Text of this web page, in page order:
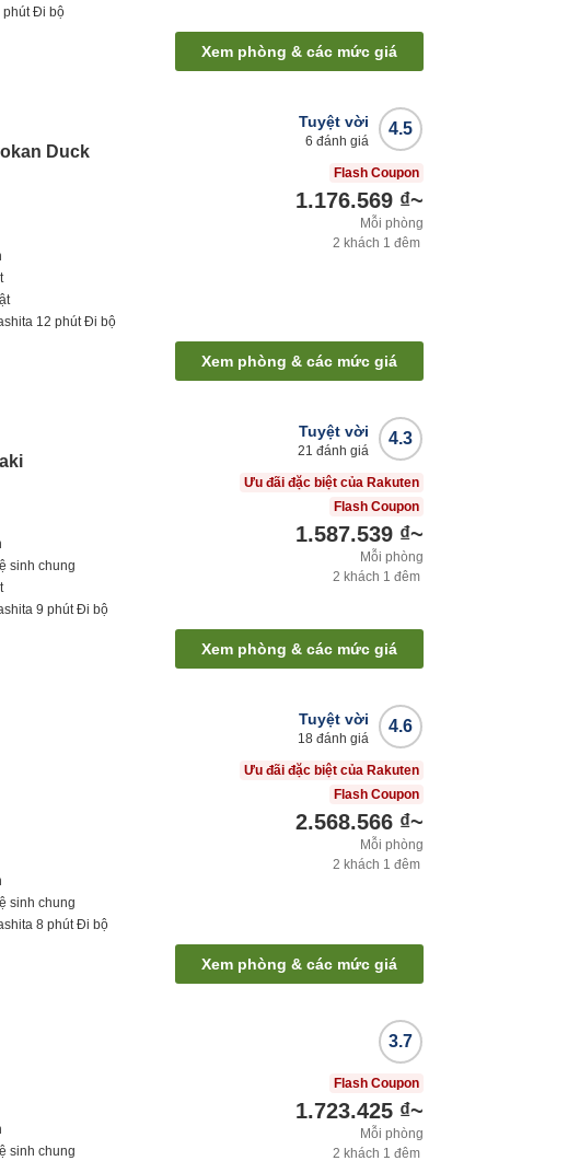
phútĐi bộ
Xem phòng & các mức giá
Duck
12 phútĐi bộ
4.5
Tuyệt vời
6 đánh giá
Flash Coupon
1.176.569 ₫~
Mỗi phòng
2 khách 1 đêm
Xem phòng & các mức giá
sinh chung
9 phútĐi bộ
4.3
Tuyệt vời
21 đánh giá
Ưu đãi đặc biệt của Rakuten
Flash Coupon
1.587.539 ₫~
Mỗi phòng
2 khách 1 đêm
Xem phòng & các mức giá
sinh chung
8 phútĐi bộ
4.6
Tuyệt vời
18 đánh giá
Ưu đãi đặc biệt của Rakuten
Flash Coupon
2.568.566 ₫~
Mỗi phòng
2 khách 1 đêm
Xem phòng & các mức giá
sinh chung
3.7
Flash Coupon
1.723.425 ₫~
Mỗi phòng
2 khách 1 đêm